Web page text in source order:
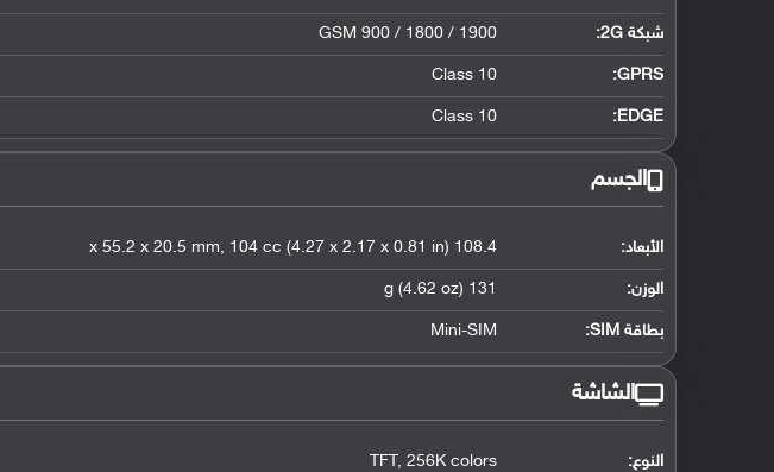
شبكة 2G: GSM 900 / 1800 / 1900
GPRS:
Class 10
EDGE:
Class 10
الجسم
الأبعاد: 108.4 x 55.2 x 20.5 mm, 104 cc (4.27 x 2.17 x 0.81 in)
الوزن: 131 g (4.62 oz)
بطاقة SIM: Mini-SIM
الشاشة
النوع: TFT, 256K colors